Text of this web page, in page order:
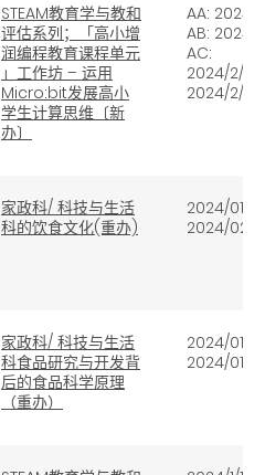
STEAM教育学与教和
评估系列；「高小增
润编程教育课程单元
」工作坊 – 运用
Micro:bit发展高小
学生计算思维〔新
办〕
AA: 2024/
AB: 2024/
AC:
2024/2/19;
2024/2/26
家政科/ 科技与生活
科的饮食文化(重办)
2024/01/
2024/02/
家政科/ 科技与生活
科食品研究与开发背
后的食品科学原理
（重办）
2024/01/
2024/01/19